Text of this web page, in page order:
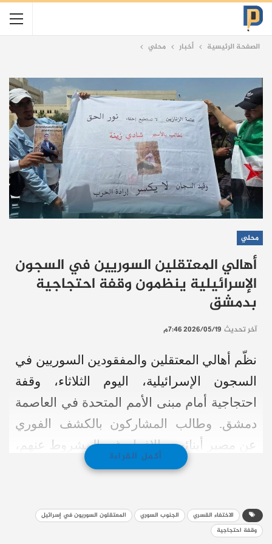
الصفحة الرئيسية أخبار محلي
محلي
أهالي المعتقلين السوريين في السجون
الإسرائيلية ينظمون وقفة احتجاجية
بدمشق
آخر تحديث 2026/05/19 7:46م
نظّم أهالي المعتقلين والمفقودين السوريين في
السجون الإسرائيلية، اليوم الثلاثاء، وقفة
احتجاجية أمام مبنى الأمم المتحدة في العاصمة
دمشق. وطالب المشاركون بالكشف الفوري
عن مصير أبنائهم والإفراج غير المشروط عنهم،
داعين المنظمات الدولية والحقوقية إلى تحمل
الاحتلال الإسرائيلي.
أكمل القراءة
الاختفاء القسري الجنوب السوري
المعتقلون السوريون في إسرائيل
وقفة احتجاجية